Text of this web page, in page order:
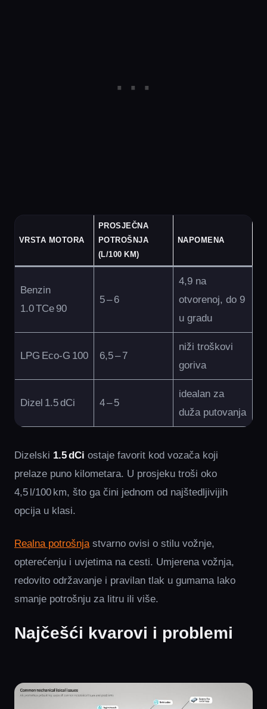
VRSTA MOTORA
PROSJEČNA
POTROŠNJA
(L/100 KM)
NAPOMENA
Benzin
1.0 TCe 90
5 – 6
4,9 na
otvorenoj, do 9
u gradu
LPG Eco‑G 100 6,5 – 7
niži troškovi
goriva
Dizel 1.5 dCi 4 – 5
idealan za
duža putovanja
Dizelski 1.5 dCi ostaje favorit kod vozača koji
prelaze puno kilometara. U prosjeku troši oko
4,5 l/100 km, što ga čini jednom od najštedljivijih
opcija u klasi.
Realna potrošnjastvarno ovisi o stilu vožnje,
opterećenju i uvjetima na cesti. Umjerena vožnja,
redovito održavanje i pravilan tlak u gumama lako
smanje potrošnju za litru ili više.
Najčešći kvarovi i problemi